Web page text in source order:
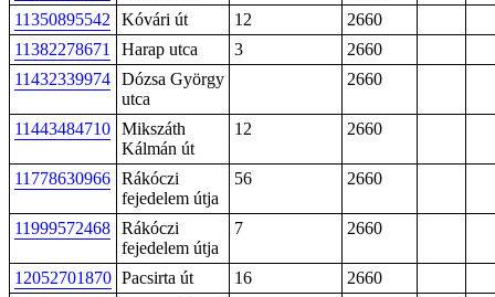
11350895542
Kóvári út 12
2660
11382278671
Harap utca 3
2660
11432339974 Dózsa György
utca
2660
11443484710 Mikszáth
Kálmán út
12 2660
11778630966 Rákóczi
fejedelem útja
56 2660
11999572468 Rákóczi
fejedelem útja
7 2660
12052701870 Pacsirta út 16
2660